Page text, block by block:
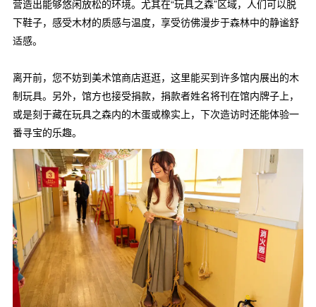
营造出能够悠闲放松的环境。尤其在“玩具之森”区域，人们可以脱
下鞋子，感受木材的质感与温度，享受彷佛漫步于森林中的静谧舒
适感。
离开前，您不妨到美术馆商店逛逛，这里能买到许多馆内展出的木
制玩具。另外，馆方也接受捐款，捐款者姓名将刊在馆内牌子上，
或是刻于藏在玩具之森内的木蛋或橡实上，下次造访时还能体验一
番寻宝的乐趣。